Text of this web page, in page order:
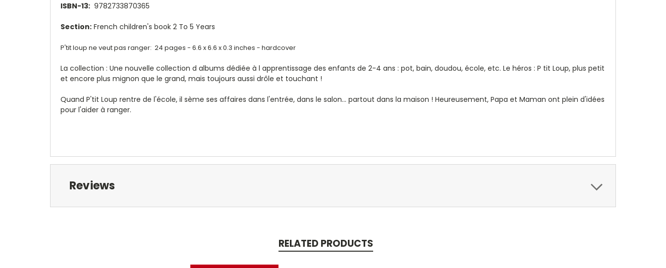
ISBN-13: 9782733870365
Section: French children's book 2 To 5 Years
P'tit loup ne veut pas ranger: 24 pages - 6.6 x 6.6 x 0.3 inches - hardcover
La collection : Une nouvelle collection d albums dédiée à l apprentissage des enfants de 2-4 ans : pot, bain, doudou, école, etc. Le héros : P tit Loup, plus petit
et encore plus mignon que le grand, mais toujours aussi drôle et touchant !
Quand P'tit Loup rentre de l'école, il sème ses affaires dans l'entrée, dans le salon... partout dans la maison ! Heureusement, Papa et Maman ont plein d'idées
pour l'aider à ranger.
Reviews
RELATED PRODUCTS